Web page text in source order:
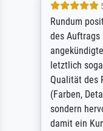
Rundum
des Auftrags
letztlich
Qualität des
(Farben,
sondern
damit ein